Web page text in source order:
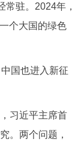
常驻。2024年，
个大国的绿色
国也进入新征
习近平主席首
。两个问题，